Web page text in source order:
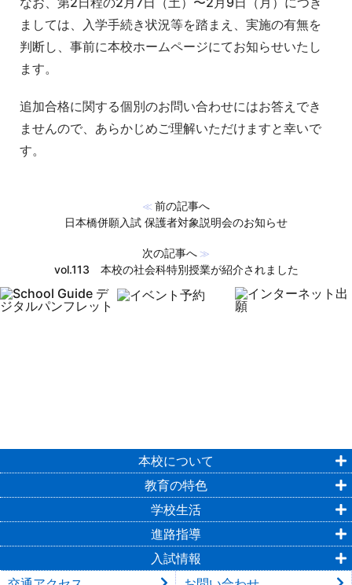
ましては、入学手続き状況等を踏まえ、実施の有無を
判断し、事前に本校ホームページにてお知らせいたし
ます。
追加合格に関する個別のお問い合わせにはお答えでき
ませんので、あらかじめご理解いただけますと幸いで
す。
≪ 前の記事へ
日本橋併願入試 保護者対象説明会のお知らせ
次の記事へ ≫
vol.113 本校の社会科特別授業が紹介されました
本校について
教育の特色
学校生活
進路指導
入試情報